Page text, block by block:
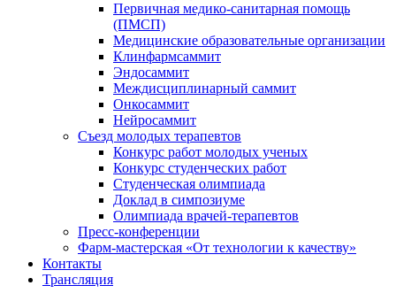
Первичная медико-санитарная помощь
(ПМСП)
Медицинские образовательные организации
Клинфармсаммит
Эндосаммит
Междисциплинарный саммит
Онкосаммит
Нейросаммит
Съезд молодых терапевтов
Конкурс работ молодых ученых
Конкурс студенческих работ
Студенческая олимпиада
Доклад в симпозиуме
Олимпиада врачей-терапевтов
Пресс-конференции
Фарм-мастерская «От технологии к качеству»
Контакты
Трансляция